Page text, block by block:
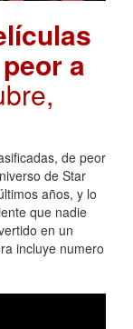
a
de peor
de Star
años, y lo
que nadie
en un
incluye numero